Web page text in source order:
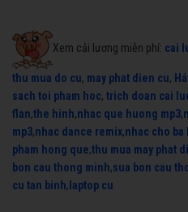
Xem cải lương miễn phí: cai
thu mua do cu, may phat dien cu,
sach toi pham hoc, trich doan cai
flan,the hinh,nhac que huong mp3,
mp3,nhac dance remix,nhac cho ba
pham hong que,thu mua may phat
bon cau thong minh,sua bon cau
cu tan binh, laptop cu